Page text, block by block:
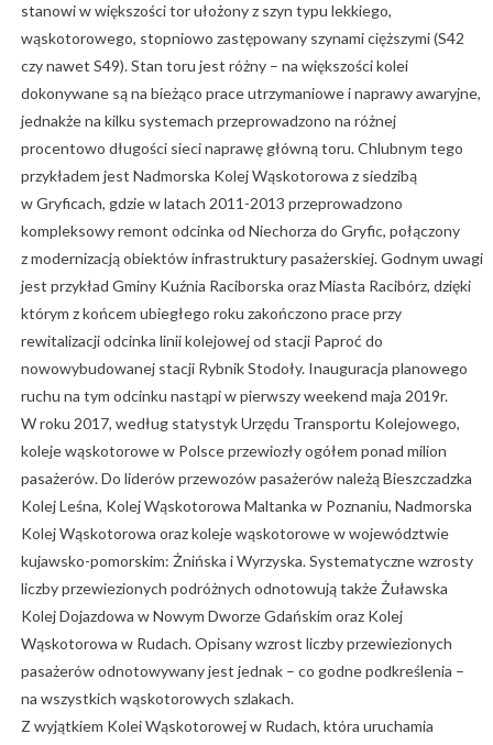
stanowi w większości tor ułożony z szyn typu lekkiego,
wąskotorowego, stopniowo zastępowany szynami cięższymi (S42
czy nawet S49). Stan toru jest różny – na większości kolei
dokonywane są na bieżąco prace utrzymaniowe i naprawy awaryjne,
jednakże na kilku systemach przeprowadzono na różnej
procentowo długości sieci naprawę główną toru. Chlubnym tego
przykładem jest Nadmorska Kolej Wąskotorowa z siedzibą
w Gryficach, gdzie w latach 2011-2013 przeprowadzono
kompleksowy remont odcinka od Niechorza do Gryfic, połączony
z modernizacją obiektów infrastruktury pasażerskiej. Godnym uwagi
jest przykład Gminy Kuźnia Raciborska oraz Miasta Racibórz, dzięki
którym z końcem ubiegłego roku zakończono prace przy
rewitalizacji odcinka linii kolejowej od stacji Paproć do
nowowybudowanej stacji Rybnik Stodoły. Inauguracja planowego
ruchu na tym odcinku nastąpi w pierwszy weekend maja 2019r.
W roku 2017, według statystyk Urzędu Transportu Kolejowego,
koleje wąskotorowe w Polsce przewiozły ogółem ponad milion
pasażerów. Do liderów przewozów pasażerów należą Bieszczadzka
Kolej Leśna, Kolej Wąskotorowa Maltanka w Poznaniu, Nadmorska
Kolej Wąskotorowa oraz koleje wąskotorowe w województwie
kujawsko-pomorskim: Żnińska i Wyrzyska. Systematyczne wzrosty
liczby przewiezionych podróżnych odnotowują także Żuławska
Kolej Dojazdowa w Nowym Dworze Gdańskim oraz Kolej
Wąskotorowa w Rudach. Opisany wzrost liczby przewiezionych
pasażerów odnotowywany jest jednak – co godne podkreślenia –
na wszystkich wąskotorowych szlakach.
Z wyjątkiem Kolei Wąskotorowej w Rudach, która uruchamia